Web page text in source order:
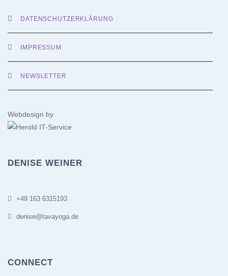
DATENSCHUTZERKLÄRUNG
IMPRESSUM
NEWSLETTER
Webdesign by
DENISE WEINER
+49 163 6315193
denise@tavayoga.de
CONNECT